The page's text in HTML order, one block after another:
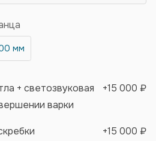
мм
+ светозвуковая
варки
+15 000 ₽
+15 000 ₽